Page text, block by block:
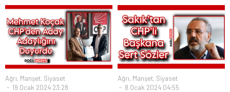
Ağrı, Manşet, Siyaset
19 Ocak 2024 23:28
Ağrı, Manşet, Siyaset
8 Ocak 2024 04:55